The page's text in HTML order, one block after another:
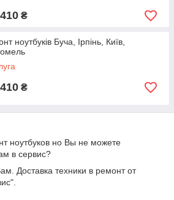
410 ₴
ноутбуків Буча, Ірпінь, Київ,
410 ₴
ноутбуков но Вы не можете
в сервис?
Доставка техники в ремонт от